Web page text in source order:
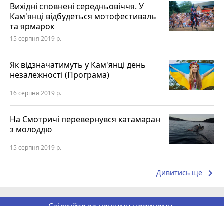
Вихідні сповнені середньовіччя. У
Кам'янці відбудеться мотофестиваль
та ярмарок
15 серпня 2019 р.
Як відзначатимуть у Кам'янці день
незалежності (Програма)
16 серпня 2019 р.
На Смотричі перевернувся катамаран
з молоддю
15 серпня 2019 р.
Дивитись ще keyboard_arrow_right